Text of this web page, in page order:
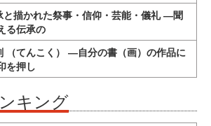
と描かれた祭事・信仰・芸能・儀礼 ―聞
る伝承の
（てんこく） ―自分の書（画）の作品に
を押し
キング